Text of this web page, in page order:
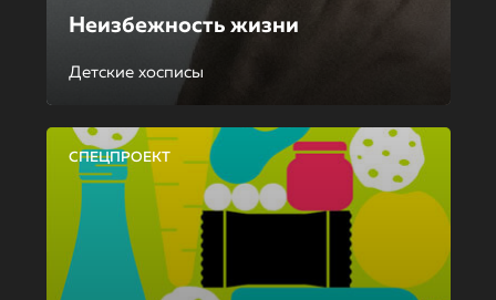
Неизбежность жизни
Детские хосписы
СПЕЦПРОЕКТ